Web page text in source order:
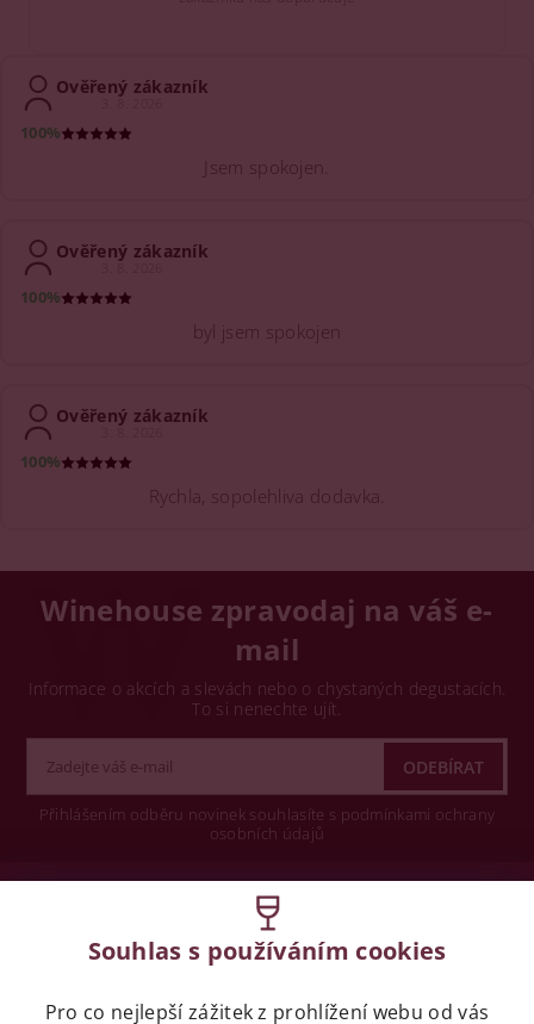
Ověřený zákazník
3. 8. 2026
100%
Jsem spokojen.
Ověřený zákazník
3. 8. 2026
100%
byl jsem spokojen
Ověřený zákazník
3. 8. 2026
100%
Rychla, sopolehliva dodavka.
Winehouse zpravodaj na váš e-
mail
Informace o akcích a slevách nebo o chystaných degustacích.
To si nenechte ujít.
Přihlášením odběru novinek souhlasíte s podmínkami ochrany
osobních údajů
Legislativa
Zákaz prodeje alkoholických nápojů osobám
Souhlas s používáním cookies
Pro co nejlepší zážitek z prohlížení webu od vás